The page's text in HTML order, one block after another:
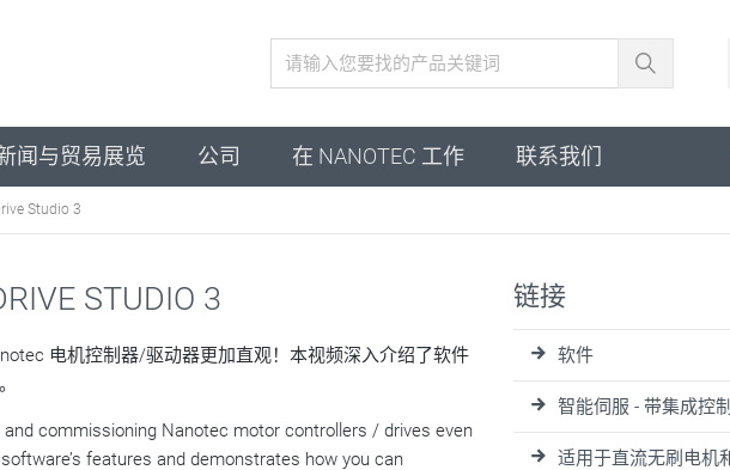
闻与贸易展览 公司 在 NANOTEC 工作 联系我们
Studio 3
STUDIO 3
电机控制器/驱动器更加直观！本视频深入介绍了软件
commissioning Nanotec motor controllers / drives even
features and demonstrates how you can
链接
软件
智能伺服 - 带集成控
适用于直流无刷电机